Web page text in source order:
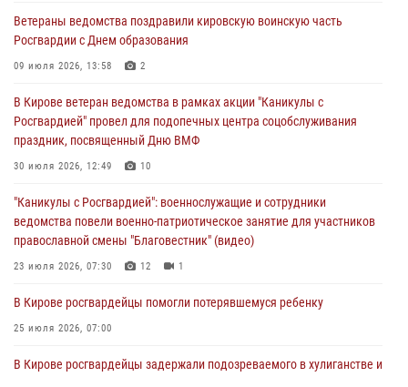
В Кирове офицер Росгвардии стал победителем открытого
шахматного турнира
Директор Росгвардии Герой России генерал армии Виктор Золотов
поздравил специалистов подразделений тыла с профессиональным
праздником
Ветераны ведомства поздравили кировскую воинскую часть
Росгвардии с Днем образования
09 июля 2026, 13:58 2
В Кирове ветеран ведомства в рамках акции "Каникулы с
Росгвардией" провел для подопечных центра соцобслуживания
праздник, посвященный Дню ВМФ
30 июля 2026, 12:49 10
"Каникулы с Росгвардией": военнослужащие и сотрудники
ведомства повели военно-патриотическое занятие для участников
православной смены "Благовестник" (видео)
23 июля 2026, 07:30 12 1
В Кирове росгвардейцы помогли потерявшемуся ребенку
25 июля 2026, 07:00
В Кирове росгвардейцы задержали подозреваемого в хулиганстве и